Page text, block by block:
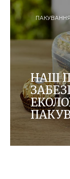
продукції у
ланцюжках
ПАКУВАННЯ
НАШ
Ми